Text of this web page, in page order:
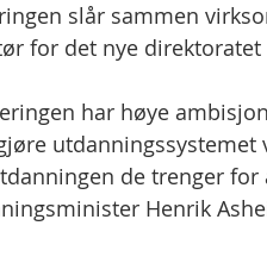
slår sammen
for det nye
har høye
de trenger for
Henrik